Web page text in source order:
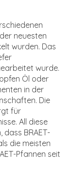
neuesten
wurden. Das
wurde.
Öl oder
in der
Die
für
All diese
BRAET-
die meisten
Pfannen seit